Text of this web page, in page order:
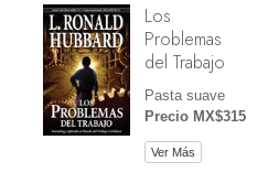
Los
Problemas
del Trabajo
Pasta suave
Precio MX$315
Ver Más